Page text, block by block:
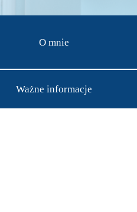
O mnie
Ważne informacje